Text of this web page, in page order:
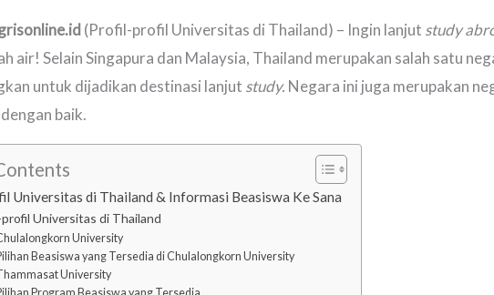
(Profil-profil Universitas di Thailand) – Ingin lanjut study
air! Selain Singapura dan Malaysia, Thailand merupakan salah satu
untuk dijadikan destinasi lanjut study. Negara ini juga merupakan
baik.
Universitas di Thailand & Informasi Beasiswa Ke Sana
Universitas di Thailand
University
Beasiswa yang Tersedia di Chulalongkorn University
University